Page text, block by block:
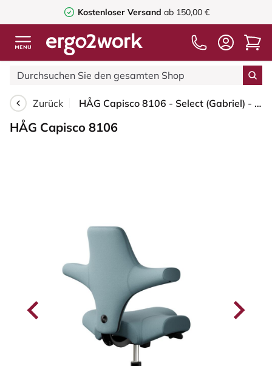
Kostenloser Versandab 150,00 €
Zurück HÅG Capisco 8106 - Select (Gabriel) - Wolle / Polyamid - SC67098 - Glacier blue - Schwarz - 265 mm (Sitzhöhe 53-79cm) - Bodengleiter
HÅG Capisco 8106